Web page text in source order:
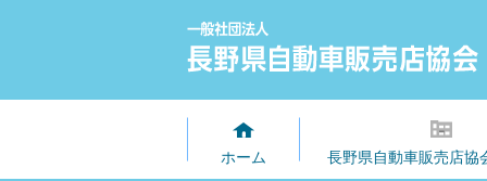
ホーム 長野県自動車販売店協